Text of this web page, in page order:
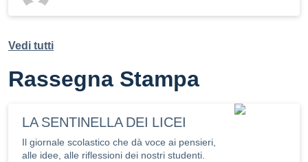
Vedi tutti
Rassegna Stampa
LA SENTINELLA DEI LICEI
Il giornale scolastico che dà voce ai pensieri,
alle idee, alle riflessioni dei nostri studenti.